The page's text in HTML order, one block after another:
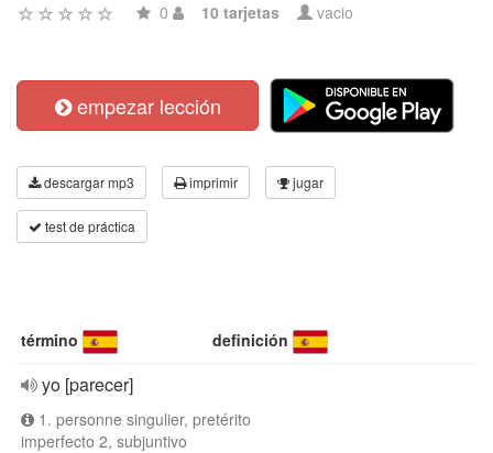
0 10 tarjetas vacio
empezar lección
descargar mp3 imprimir jugar
test de práctica
término definición
yo [parecer]
1. personne singulier, pretérito
imperfecto 2, subjuntivo